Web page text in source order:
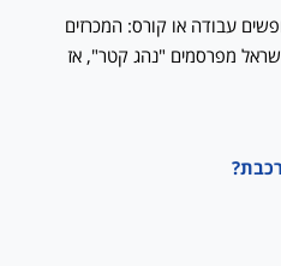
עבודה או קורס: המכרזים
מפרסמים "נהג קטר", אז